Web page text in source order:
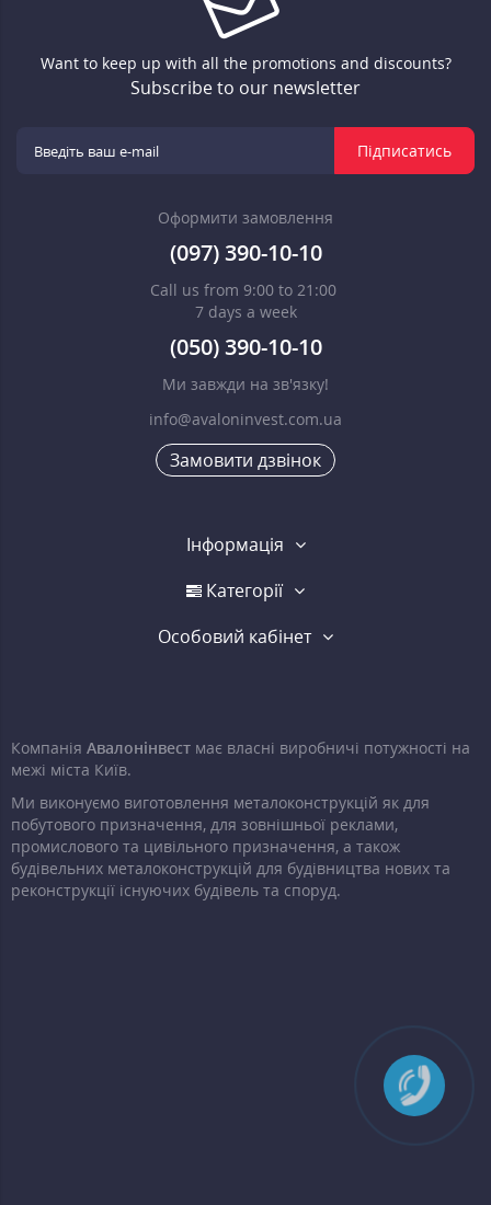
Want to keep up with all the promotions and discounts?
Subscribe to our newsletter
Підписатись
Оформити замовлення
(097) 390-10-10
Call us from 9:00 to 21:00
7 days a week
(050) 390-10-10
Ми завжди на зв'язку!
info@avaloninvest.com.ua
Замовити дзвінок
Інформація
Категорії
Особовий кабінет
Компанія Авалонінвест має власні виробничі потужності на
межі міста Київ.
Ми виконуємо виготовлення металоконструкцій як для
побутового призначення, для зовнішньої реклами,
промислового та цивільного призначення, а також
будівельних металоконструкцій для будівництва нових та
реконструкції існуючих будівель та споруд.